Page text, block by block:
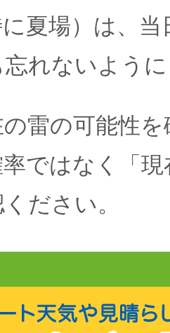
夏場）は、
れないよう
の雷の可能性
ではなく「
ださい。